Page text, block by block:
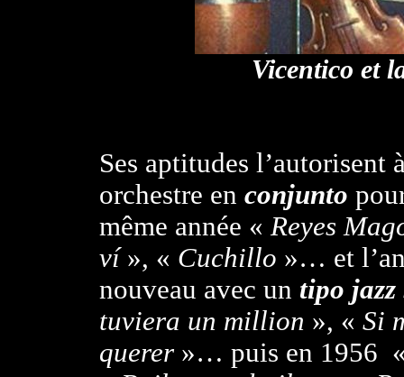
Vicentico et
Ses aptitudes l’autorisent
orchestre en conjunto
même année « Reyes
ví», « Cuchillo »… et
nouveau avec un tipo jazz
tuviera un million », « Si
querer»… puis en 1956